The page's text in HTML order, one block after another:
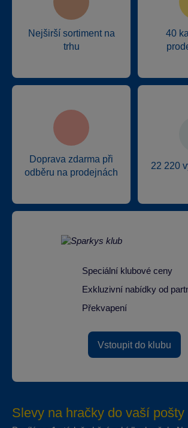
Nejširší sortiment na
trhu
40
Doprava zdarma při
odběru na prodejnách
22 220
Speciální klubové ceny
Exkluzivní nabídky od
Překvapení
Vstoupit do klubu
Slevy na hračky do vaší pošty